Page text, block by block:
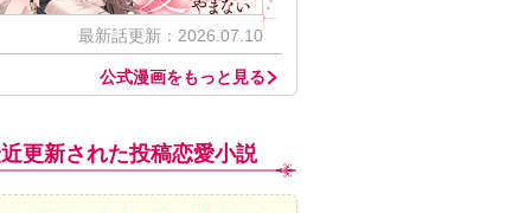
最新話更新：2026.07.10
公式漫画をもっと見る
更新された投稿恋愛小説